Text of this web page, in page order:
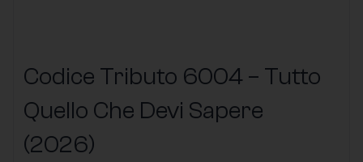
Codice Tributo 6004 – Tutto
Quello Che Devi Sapere
(2026)